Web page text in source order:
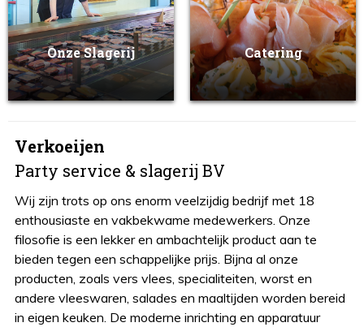
Onze Slagerij Catering
Verkoeijen
Party service & slagerij BV
Wij zijn trots op ons enorm veelzijdig bedrijf met 18
enthousiaste en vakbekwame medewerkers. Onze
filosofie is een lekker en ambachtelijk product aan te
bieden tegen een schappelijke prijs. Bijna al onze
producten, zoals vers vlees, specialiteiten, worst en
andere vleeswaren, salades en maaltijden worden bereid
in eigen keuken. De moderne inrichting en apparatuur